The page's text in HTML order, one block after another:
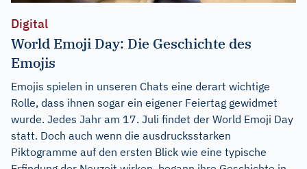
Digital
World Emoji Day: Die Geschichte des
Emojis
Emojis spielen in unseren Chats eine derart wichtige
Rolle, dass ihnen sogar ein eigener Feiertag gewidmet
wurde. Jedes Jahr am 17. Juli findet der World Emoji Day
statt. Doch auch wenn die ausdrucksstarken
Piktogramme auf den ersten Blick wie eine typische